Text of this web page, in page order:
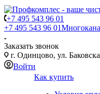
+7 495 543 96 01
+7 495 543 96 01
Заказать звонок
г. Одинцово, ул.
Войти
Как купить